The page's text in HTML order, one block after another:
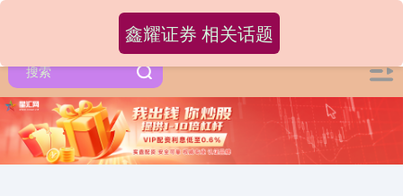
鑫耀证券 相关话题